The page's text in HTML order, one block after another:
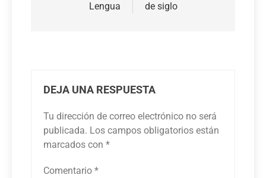
Lengua
de siglo
DEJA UNA RESPUESTA
Tu dirección de correo electrónico no será
publicada. Los campos obligatorios están
marcados con *
Comentario *